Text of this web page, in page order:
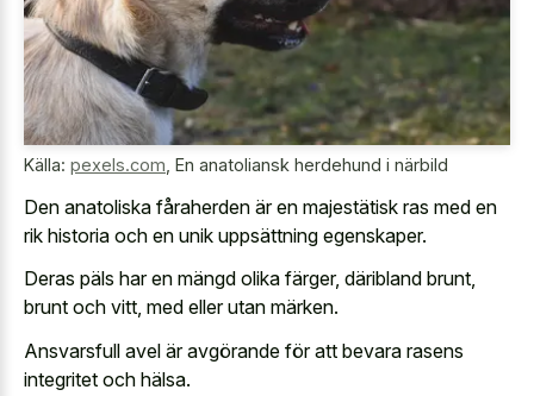
Källa: pexels.com En anatoliansk herdehund i närbild
Den anatoliska fåraherden är en majestätisk ras med en
rik historia och en unik uppsättning egenskaper.
Deras päls har en mängd olika färger, däribland brunt,
brunt och vitt, med eller utan märken.
Ansvarsfull avel är avgörande för att bevara rasens
integritet och hälsa.